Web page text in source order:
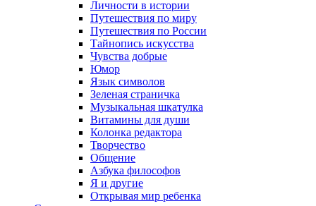
Личности в истории
Путешествия по миру
Путешествия по России
Тайнопись искусства
Чувства добрые
Юмор
Язык символов
Зеленая страничка
Музыкальная шкатулка
Витамины для души
Колонка редактора
Творчество
Общение
Азбука философов
Я и другие
Открывая мир ребенка